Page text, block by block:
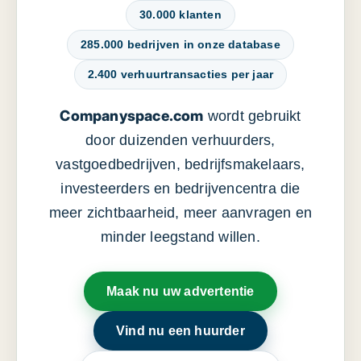
30.000 klanten
285.000 bedrijven in onze database
2.400 verhuurtransacties per jaar
Companyspace.com wordt gebruikt
door duizenden verhuurders,
vastgoedbedrijven, bedrijfsmakelaars,
investeerders en bedrijvencentra die
meer zichtbaarheid, meer aanvragen en
minder leegstand willen.
Maak nu uw advertentie
Vind nu een huurder